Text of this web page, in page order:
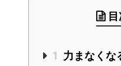
1 力まなくな